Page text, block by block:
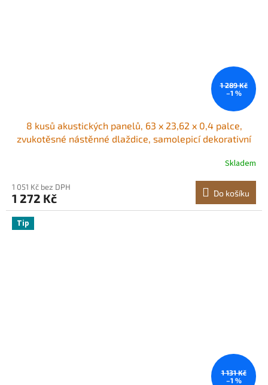
1 289 Kč
–1 %
8 kusů akustických panelů, 63 x 23,62 x 0,4 palce,
zvukotěsné nástěnné dlaždice, samolepicí dekorativní
Skladem
1 051 Kč bez DPH
1 272 Kč Do košíku
Tip
1 131 Kč
–1 %